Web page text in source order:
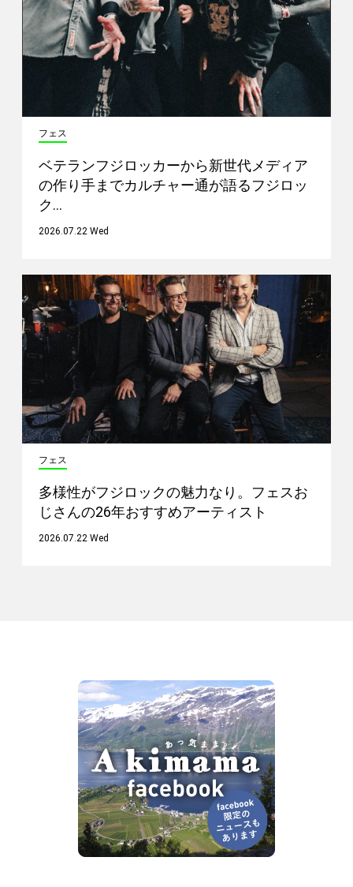
フェス
ベテランフジロッカーから新世代メディア
の作り手までカルチャー通が語るフジロッ
ク…
2026.07.22 Wed
フェス
多様性がフジロックの魅力なり。フェスお
じさんの26年おすすめアーティスト
2026.07.22 Wed